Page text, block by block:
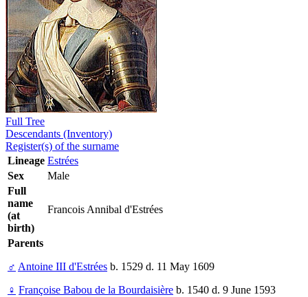
Full Tree
Descendants (Inventory)
Register(s) of the surname
Lineage Estrées
Sex
Male
Full
name
(at
birth)
Francois Annibal d'Estrées
Parents
♂ Antoine III d'Estrées b. 1529 d. 11 May 1609
♀ Françoise Babou de la Bourdaisière b. 1540 d. 9 June 1593